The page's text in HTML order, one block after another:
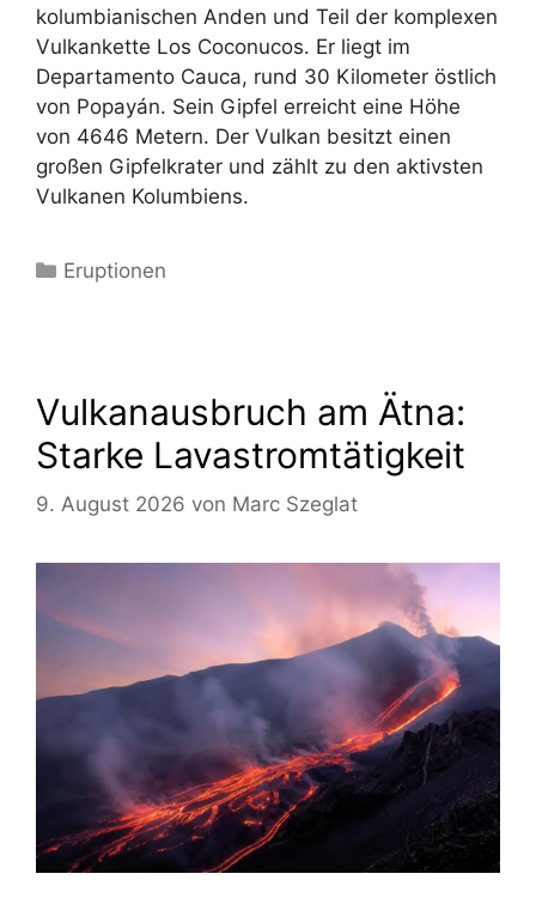
kolumbianischen Anden und Teil der komplexen
Vulkankette Los Coconucos. Er liegt im
Departamento Cauca, rund 30 Kilometer östlich
von Popayán. Sein Gipfel erreicht eine Höhe
von 4646 Metern. Der Vulkan besitzt einen
großen Gipfelkrater und zählt zu den aktivsten
Vulkanen Kolumbiens.
Kategorien
Eruptionen
Vulkanausbruch am Ätna:
Starke Lavastromtätigkeit
9. August 2026 von Marc Szeglat